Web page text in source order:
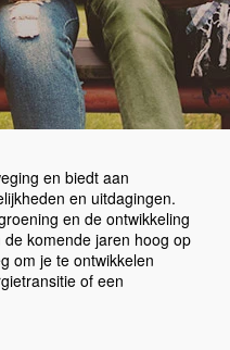
en biedt aan
en uitdagingen.
en de ontwikkeling
komende jaren hoog op
om je te ontwikkelen
of een